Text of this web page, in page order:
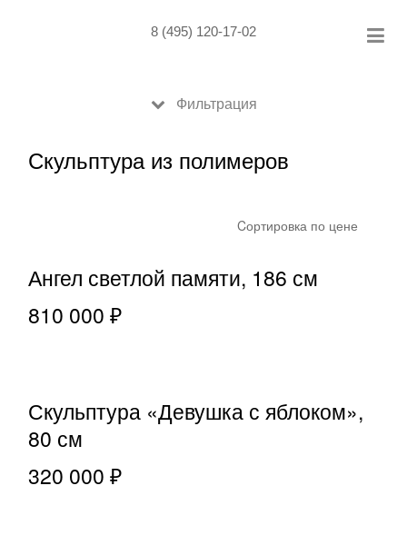
8 (495) 120-17-02
Фильтрация
Скульптура из полимеров
Cортировка по цене
Ангел светлой памяти, 186 см
810 000 ₽
Скульптура «Девушка с яблоком»,
80 см
320 000 ₽